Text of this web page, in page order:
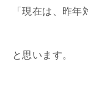
「現在は、昨年
と思います。